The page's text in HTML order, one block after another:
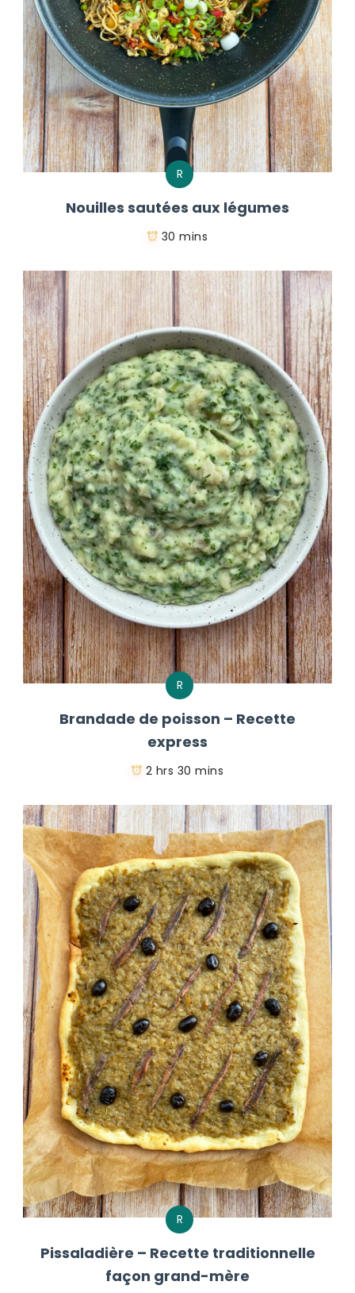
R
Nouilles sautées aux légumes
30 mins
R
Brandade de poisson – Recette
express
2 hrs 30 mins
R
Pissaladière – Recette traditionnelle
façon grand-mère